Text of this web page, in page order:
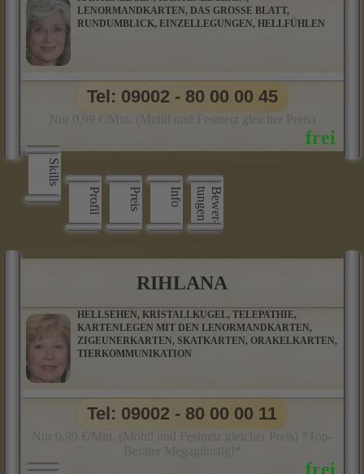
LENORMANDKARTEN, DAS GROSSE BLATT,
RUNDUMBLICK, EINZELLEGUNGEN, HELLFÜHLEN
Skills
Profil
Preis Info B
e
w
e
r
­
t
u
n
g
e
n
Tel: 09002 - 80 00 00 45
RIHLANA
HELLSEHEN, KRISTALLKUGEL, TELEPATHIE,
KARTENLEGEN MIT DEN LENORMANDKARTEN,
ZIGEUNERKARTEN, SKATKARTEN, ORAKELKARTEN,
TIERKOMMUNIKATION
Tel: 09002 - 80 00 00 11